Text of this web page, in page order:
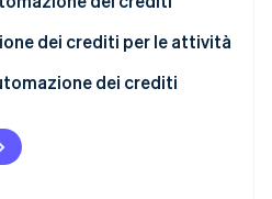
costruendo l'infrastruttura
dei crediti per le attività
dei crediti